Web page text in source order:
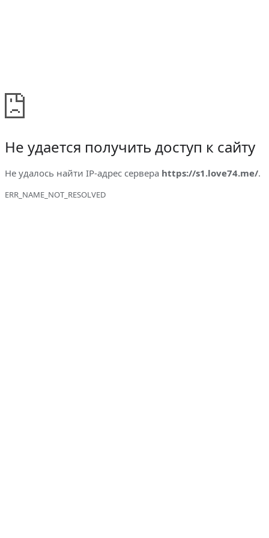
Не удается получить доступ к сайту
Не удалось найти IP-адрес сервера https://s1.love74.me/.
ERR_NAME_NOT_RESOLVED